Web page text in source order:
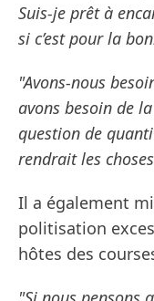
Suis-je prêt à
si c’est pour la
"Avons-nous
avons besoin de
question de
rendrait les
Il a également
politisation
hôtes des